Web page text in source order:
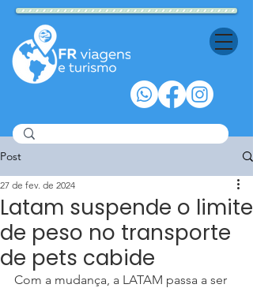
Post
Latam suspende o limite
de peso no transporte
de pets cabide
27 de fev. de 2024
Com a mudança, a LATAM passa a ser